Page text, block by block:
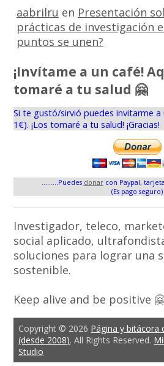
aabrilru en Presentación
prácticas de investigación
puntos se unen?
¡Invítame a un café!
tomaré a tu salud 🤗
Si te gustó/sirvió puedes invitarme a
1€). ¡Los tomaré a tu salud! ¡Gracias!
.........Puedes donarcon Paypal,
(Es pago seguro)
Investigador, teleco,
social aplicado,
soluciones para lograr una
sostenible.
Keep alive and be positive
Copyright © 2026 Página y bitácora
(desde 2008). All Rights Reserved.
Studio